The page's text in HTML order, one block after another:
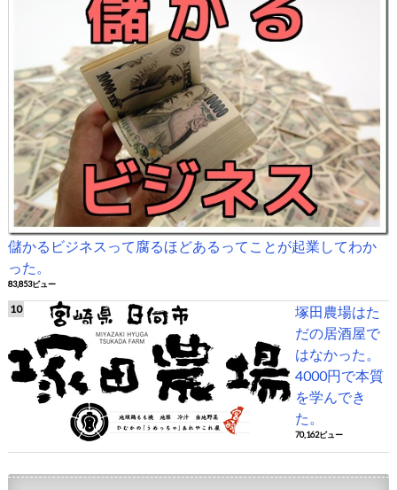
儲かるビジネスって腐るほどあるってことが起業してわか
った。
83,853ビュー
塚田農場はた
だの居酒屋で
はなかった。
4000円で本質
を学んでき
た。
70,162ビュー